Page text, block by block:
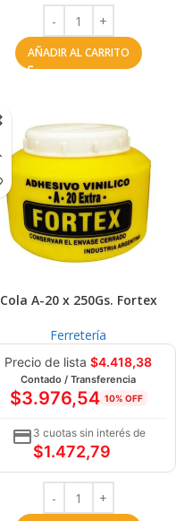
AÑADIR AL CARRITO
Cola A-20 x 250Gs. Fortex
Ferretería
Precio de lista $4.418,38
Contado / Transferencia
$3.976,54 10% OFF
3 cuotas sin interés de
$1.472,79